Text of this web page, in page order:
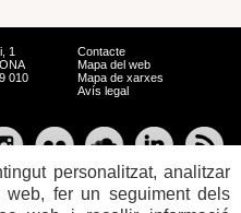
1
010
Contacte
Mapa del web
Mapa de xarxes
Avís legal
personalitzat, analitzar
fer un seguiment dels